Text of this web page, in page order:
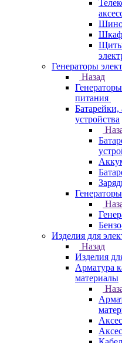
Щиты
Генераторы
Назад
питания
Батарейки,
устройства
Изделия для
Назад
Изделия
Арматура
материалы